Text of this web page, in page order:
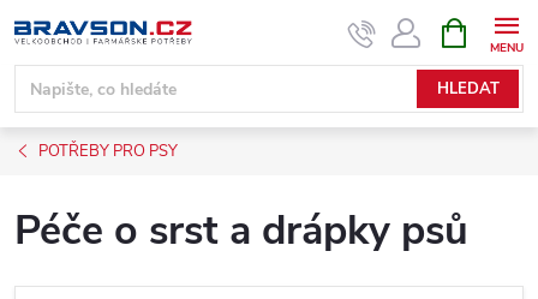
na
obsah
HLEDAT
NÁKUPNÍ
KOŠÍK
POTŘEBY PRO PSY
Péče o srst a drápky psů